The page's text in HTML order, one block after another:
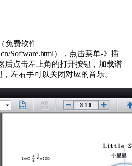
免费软件
Software.html），点击菜单-》插
后点击左上角的打开按钮，加载谱
左右手可以关闭对应的音乐。